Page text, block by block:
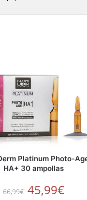
Platinum Photo-
HA+ 30 ampollas
66,99€ 45,99€